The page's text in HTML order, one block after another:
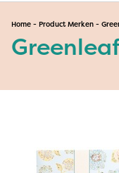
Home - Product Merken -